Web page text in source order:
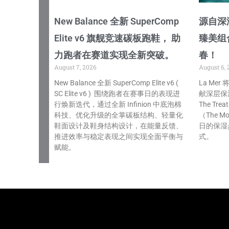
New Balance 全新 SuperComp
Elite v6 旗舰竞速碳板跑鞋， 助
力跑者在赛道实现全新突破。
August 7, 2026
New Balance 全新 SuperComp Elite v6 (
SC Elite v6 ) 围绕跑者在赛事日的表现进
行焕新迭代，通过全新 Infinion 中底泡棉
科技、优化升级的全掌碳板结构、轻量化
鞋面设计及鞋身结构设计，在能量反馈、
推进效率与稳定表现之间实现全面平衡与
赋能。
源自深
臻美组
春！
August 6,
La Mer
献深层
The
（The
日的保
式。